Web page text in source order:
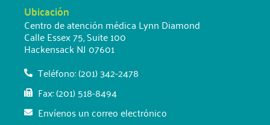
Ubicación
Centro de atención médica Lynn Diamond
Calle Essex 75, Suite 100
Hackensack NJ 07601
Teléfono: (201) 342-2478
Fax: (201) 518-8494
Envíenos un correo electrónico